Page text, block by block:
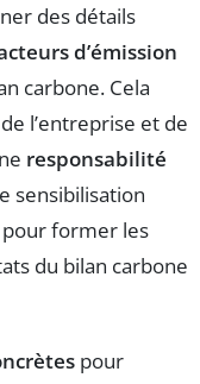
des détails
d’émission
carbone. Cela
de l’entreprise et de
responsabilité
sensibilisation
former les
du bilan carbone
pour